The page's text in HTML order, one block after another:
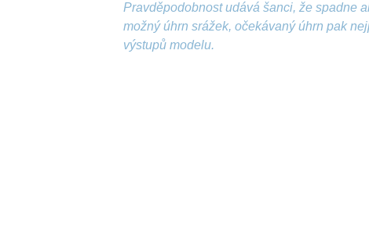
Pravděpodobnost udává šanci, že spadne
možný úhrn srážek, očekávaný úhrn pak
výstupů modelu.